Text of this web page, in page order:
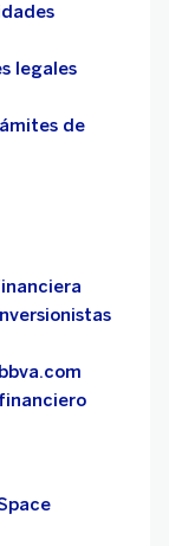
legales
de